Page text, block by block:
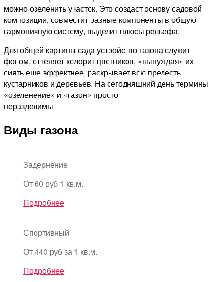
можно озеленить участок. Это создаст основу садовой
композиции, совместит разные компоненты в общую
гармоничную систему, выделит плюсы рельефа.
Для общей картины сада устройство газона служит
фоном, оттеняет колорит цветников, «вынуждая» их
сиять еще эффектнее, раскрывает всю прелесть
кустарников и деревьев. На сегодняшний день термины
«озеленение» и «газон» просто
неразделимы.
Виды газона
Задернение
От 60 руб 1 кв.м.
Подробнее
Спортивный
От 440 руб за 1 кв.м.
Подробнее